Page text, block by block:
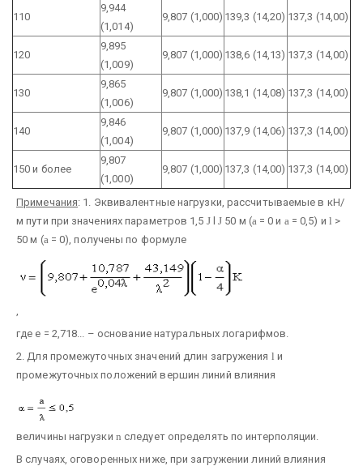
110
9,944
(1,014)
9,807 (1,000) 139,3 (14,20) 137,3 (14,00)
120
9,895
(1,009)
9,807 (1,000) 138,6 (14,13) 137,3 (14,00)
130
9,865
(1,006)
9,807 (1,000) 138,1 (14,08) 137,3 (14,00)
140
9,846
(1,004)
9,807 (1,000) 137,9 (14,06) 137,3 (14,00)
150 и более
9,807
(1,000)
9,807 (1,000) 137,3 (14,00) 137,3 (14,00)
Примечания: 1. Эквивалентные нагрузки, рассчитываемые в кН/
м пути при значениях параметров 1,5 ЈlЈ 50 м (a = 0 и a = 0,5) и l >
50 м (a = 0), получены по формуле
где е = 2,718... – основание натуральных логарифмов.
2. Для промежуточных значений длин загружения l и
промежуточных положений вершин линий влияния
величины нагрузки n следует определять по интерполяции.
В случаях, оговоренных ниже, при загружении линий влияния